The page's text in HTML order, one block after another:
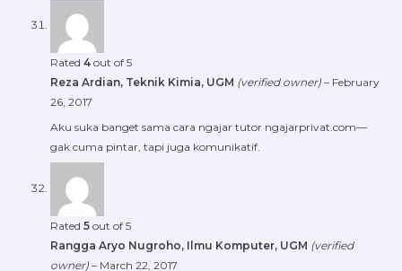
Rated 4 out of 5
Reza Ardian, Teknik Kimia, UGM (verified owner) – February
26, 2017
Aku suka banget sama cara ngajar tutor ngajarprivat.com—
gak cuma pintar, tapi juga komunikatif.
Rated 5 out of 5
Rangga Aryo Nugroho, Ilmu Komputer, UGM (verified
owner) – March 22, 2017